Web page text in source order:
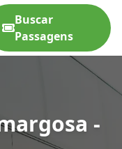
Buscar
Passagens
-